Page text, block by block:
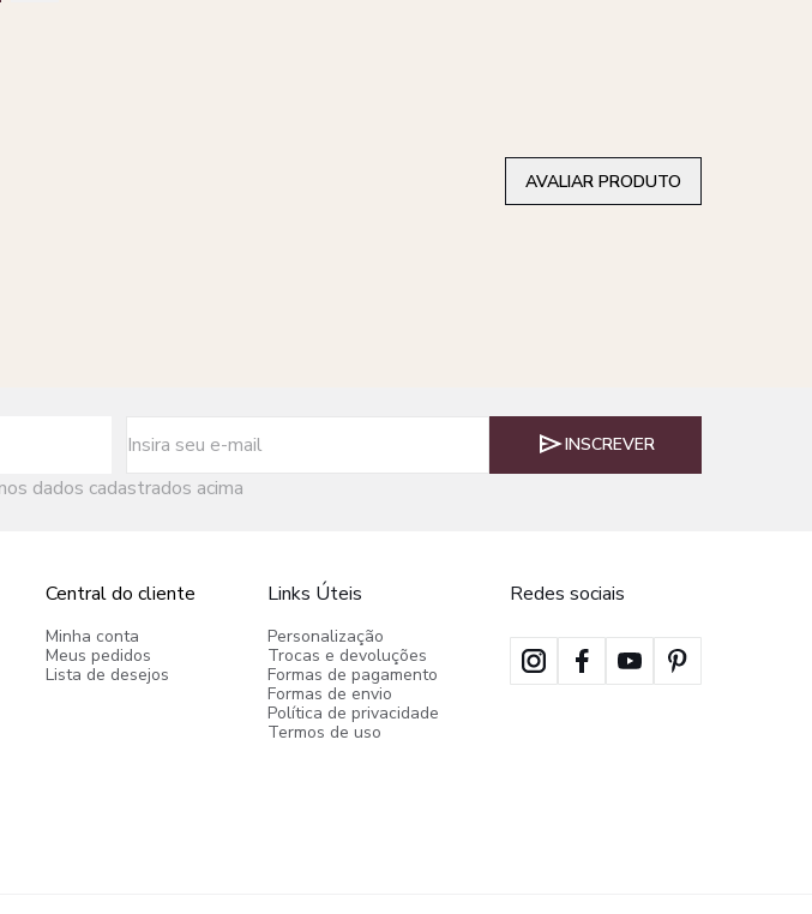
AVALIAR PRODUTO
dados cadastrados acima
INSCREVER
Central do cliente
Minha conta
Meus pedidos
Lista de desejos
Links Úteis
Personalização
Trocas e devoluções
Formas de pagamento
Formas de envio
Política de privacidade
Termos de uso
Redes sociais